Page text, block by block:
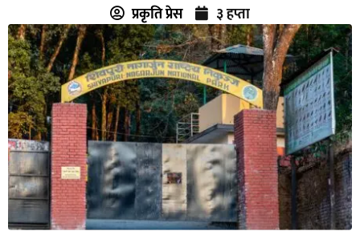
प्रकृति प्रेस ३ हप्ता